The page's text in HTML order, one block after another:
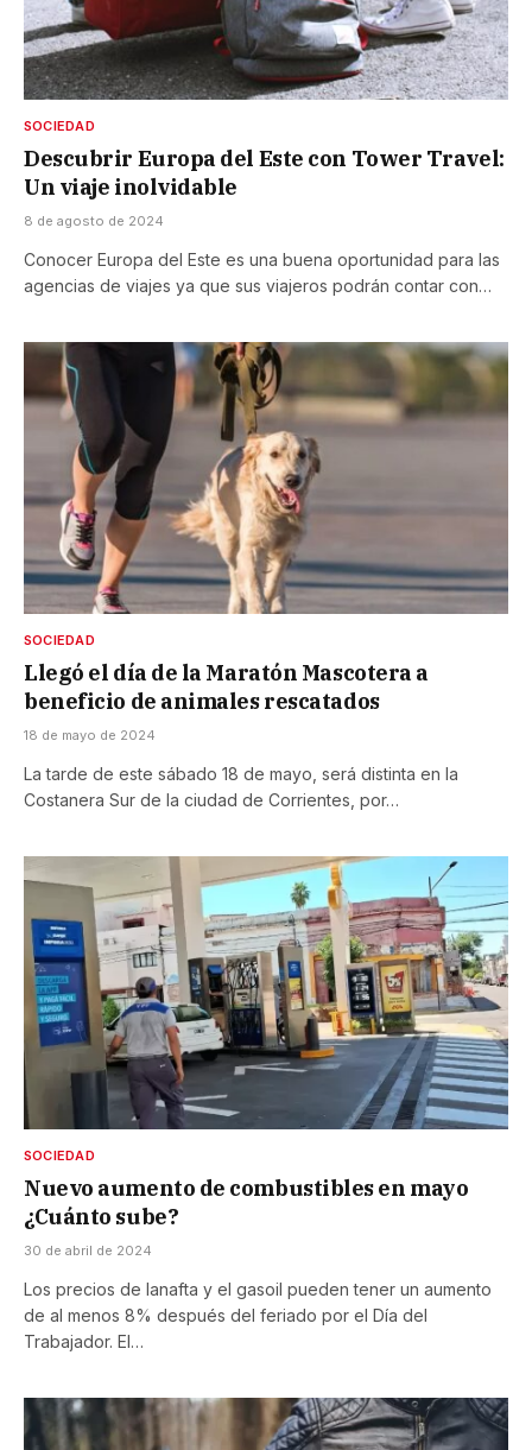
SOCIEDAD
Descubrir Europa del Este con Tower Travel:
Un viaje inolvidable
8 de agosto de 2024
Conocer Europa del Este es una buena oportunidad para las
agencias de viajes ya que sus viajeros podrán contar con…
SOCIEDAD
Llegó el día de la Maratón Mascotera a
beneficio de animales rescatados
18 de mayo de 2024
La tarde de este sábado 18 de mayo, será distinta en la
Costanera Sur de la ciudad de Corrientes, por…
SOCIEDAD
Nuevo aumento de combustibles en mayo
¿Cuánto sube?
30 de abril de 2024
Los precios de lanafta y el gasoil pueden tener un aumento
de al menos 8% después del feriado por el Día del
Trabajador. El…